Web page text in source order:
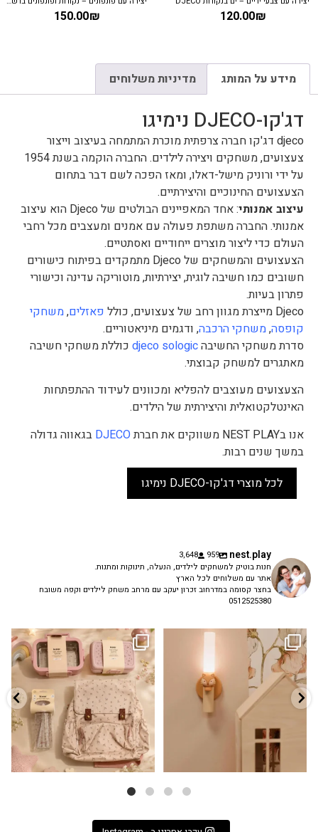
120.00₪
150.00₪
מידע על המותג מדיניות משלוחים
דג'קו-DJECO נימיגו
djeco דג'קו חברה צרפתית מוכרת המתמחה בעיצוב וייצור
צעצועים, משחקים ויצירה לילדים. החברה הוקמה בשנת 1954
על ידי ורוניק מישל-דאלו, ומאז הפכה לשם דבר בתחום
הצעצועים החינוכיים והיצירתיים.
עיצוב אמנותי
: אחד המאפיינים הבולטים של Djeco הוא עיצוב
אמנותי. החברה משתפת פעולה עם אמנים ומעצבים מכל רחבי
העולם כדי ליצור מוצרים ייחודיים ואסתטיים.
הצעצועים והמשחקים של Djeco מתמקדים בפיתוח כישורים
חשובים כמו חשיבה לוגית, יצירתיות, מוטוריקה עדינה וכישורי
פתרון בעיות.
Djeco מייצרת מגוון רחב של צעצועים, כולל
פאזלים,משחקי
קופסה,משחקי הרכבה, ודגמים מיניאטוריים.
סדרת משחקי החשיבהdjeco sologic כוללת משחקי חשיבה
מאתגרים למשחק קבוצתי.
הצעצועים מעוצבים להפליא ומכוונים לעידוד ההתפתחות
האינטלקטואלית והיצירתית של הילדים.
אנו בNEST PLAY משווקים את חברת
DJECO בגאווה גדולה
במשך שנים רבות.
לכל מוצרי דג'קו-DJECO נימיגו
nest.play
959
3,648
חנות בוטיק למשחקים לילדים, הנעלה, תינוקות ומתנות.
אתר עם משלוחים לכל הארץ
בחצר קסומה במדרחוב זכרון יעקב עם מרחב משחק לילדים וקפה משובח
0512525380
✨ חוזרים למסגרת בסטייל! ✨
הקולקציה החדשה...
9 4
גם פריט עיצובי לחדר, גם מנורת לילה
...
3 0